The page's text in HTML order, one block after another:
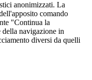
anonimizzati. La
comando
"Continua la
navigazione in
diversi da quelli